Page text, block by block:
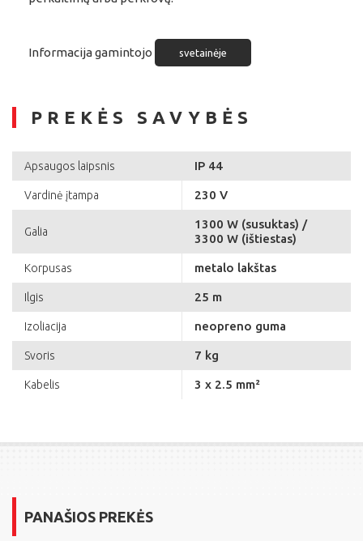
Informacija gamintojo svetainėje
PREKĖS SAVYBĖS
Apsaugos laipsnis IP 44
Vardinė įtampa 230 V
Galia
1300 W (susuktas) /
3300 W (ištiestas)
Korpusas metalo lakštas
Ilgis 25 m
Izoliacija neopreno guma
Svoris 7 kg
Kabelis 3 x 2.5 mm²
PANAŠIOS PREKĖS